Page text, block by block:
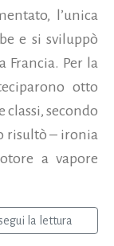
l’unica
e si sviluppò
Francia. Per la
otto
secondo
risultò – ironia
a vapore
la lettura